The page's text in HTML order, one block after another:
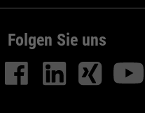
Folgen Sie uns